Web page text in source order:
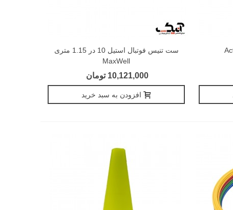
ست تنیس فوتبال استیل 10 در 1.15 متری
MaxWell
10,121,000 تومان
افزودن به سبد خرید